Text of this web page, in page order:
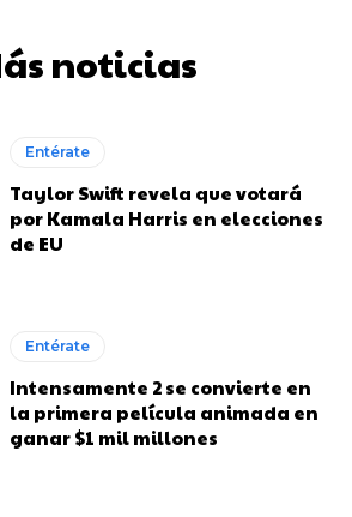
noticias
Entérate
Taylor Swift revela que votará
por Kamala Harris en elecciones
de EU
Entérate
Intensamente 2 se convierte en
la primera película animada en
ganar $1 mil millones